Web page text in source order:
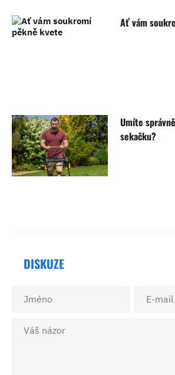
Ať vám
Umíte
sekačku?
DISKUZE